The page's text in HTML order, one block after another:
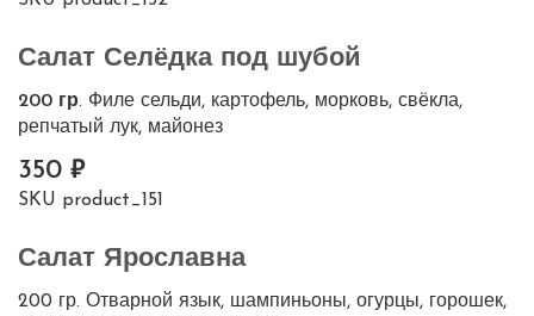
Салат Селёдка под шубой
200 гр. Филе сельди, картофель, морковь, свёкла,
репчатый лук, майонез
350
SKU product_151
Салат Ярославна
200 гр. Отварной язык, шампиньоны, огурцы, горошек,